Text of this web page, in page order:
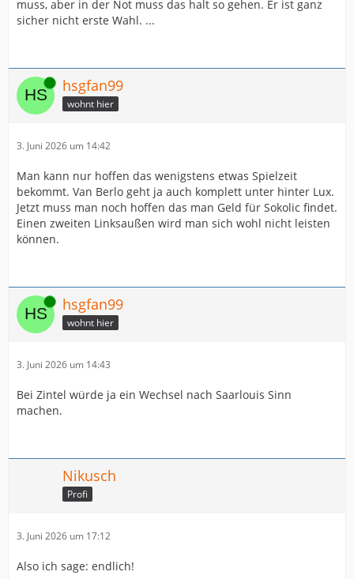
muss, aber in der Not muss das halt so gehen. Er ist ganz
sicher nicht erste Wahl. ...
Online hsgfan99
wohnt hier
3. Juni 2026 um 14:42
Man kann nur hoffen das wenigstens etwas Spielzeit
bekommt. Van Berlo geht ja auch komplett unter hinter Lux.
Jetzt muss man noch hoffen das man Geld für Sokolic findet.
Einen zweiten Linksaußen wird man sich wohl nicht leisten
können.
Online hsgfan99
wohnt hier
3. Juni 2026 um 14:43
Bei Zintel würde ja ein Wechsel nach Saarlouis Sinn
machen.
Nikusch
Profi
3. Juni 2026 um 17:12
Also ich sage: endlich!